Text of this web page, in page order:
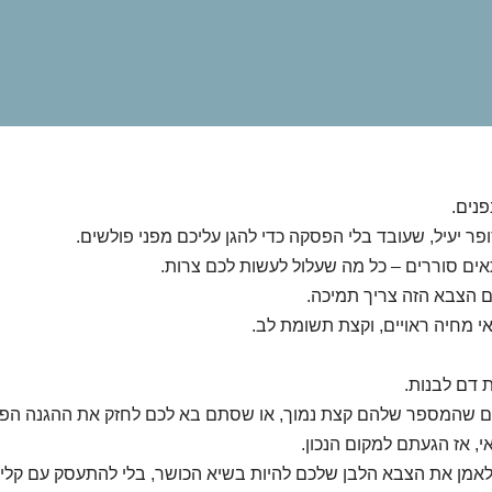
יעיל, שעובד בלי הפסקה כדי להגן עליכם מפני פולשים.
תאים סוררים – כל מה שעלול לעשות לכם צרות.
הצבא הזה צריך תמיכה.
מחיה ראויים, וקצת תשומת לב.
דם לבנות.
שהמספר שלהם קצת נמוך, או שסתם בא לכם לחזק את ההגנה
אז הגעתם למקום הנכון.
לאמן את הצבא הלבן שלכם להיות בשיא הכושר, בלי להתעסק עם